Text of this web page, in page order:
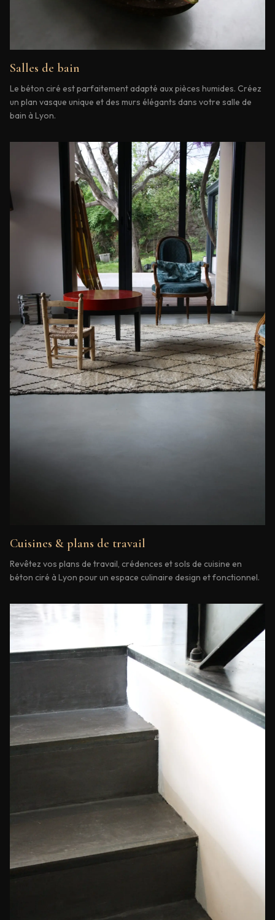
Salles de bain
Le béton ciré est parfaitement adapté aux pièces humides. Créez
un plan vasque unique et des murs élégants dans votre salle de
bain à Lyon.
Cuisines & plans de travail
Revêtez vos plans de travail, crédences et sols de cuisine en
béton ciré à Lyon pour un espace culinaire design et fonctionnel.